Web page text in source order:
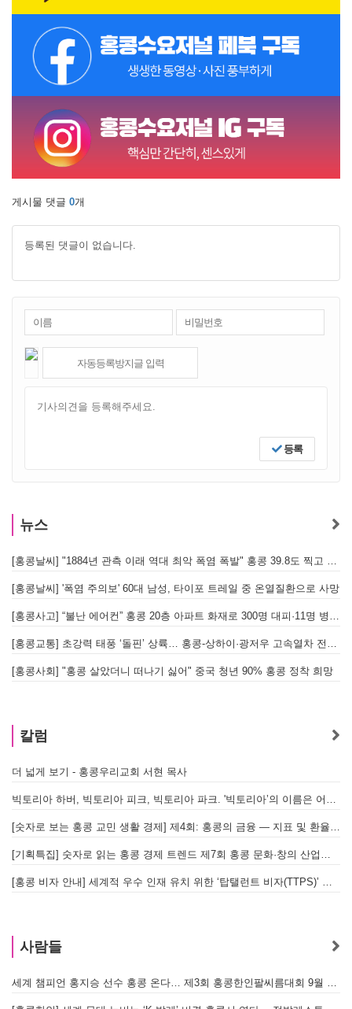
게시물 댓글 0개
등록된 댓글이 없습니다.
등록
뉴스
[홍콩날씨] "1884년 관측 이래 역대 최악 폭염 폭발" 홍콩 39.8도 찍고 역대 최고 기록 경신
[홍콩날씨] '폭염 주의보' 60대 남성, 타이포 트레일 중 온열질환으로 사망
[홍콩사고] “불난 에어컨” 홍콩 20층 아파트 화재로 300명 대피·11명 병원 이송
[홍콩교통] 초강력 태풍 ‘돌핀’ 상륙… 홍콩-상하이·광저우 고속열차 전면 중단
[홍콩사회] "홍콩 살았더니 떠나기 싫어" 중국 청년 90% 홍콩 정착 희망
칼럼
더 넓게 보기 - 홍콩우리교회 서현 목사
빅토리아 하버, 빅토리아 피크, 빅토리아 파크. '빅토리아’의 이름은 어떻게 온 걸까? - [이승권 원장의 생활칼럼]
[숫자로 보는 홍콩 교민 생활 경제] 제4회: 홍콩의 금융 — 지표 및 환율, MPF 운영 현황
[기획특집] 숫자로 읽는 홍콩 경제 트렌드 제7회 홍콩 문화·창의 산업의 구조와 분야별 동향
[홍콩 비자 안내] 세계적 우수 인재 유치 위한 ‘탑탤런트 비자(TTPS)’ 주요 요건
사람들
세계 챔피언 홍지승 선수 홍콩 온다… 제3회 홍콩한인팔씨름대회 9월 12일 개최